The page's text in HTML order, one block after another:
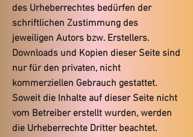
des Urheberrechtes bedürfen der
schriftlichen Zustimmung des
jeweiligen Autors bzw. Erstellers.
Downloads und Kopien dieser Seite sind
nur für den privaten, nicht
kommerziellen Gebrauch gestattet.
Soweit die Inhalte auf dieser Seite nicht
vom Betreiber erstellt wurden, werden
die Urheberrechte Dritter beachtet.